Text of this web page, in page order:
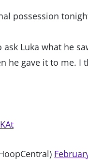
possession
ask Luka what he
he gave it to me. I